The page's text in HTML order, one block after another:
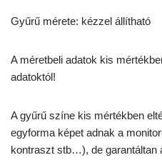
Gyűrű mérete: kézzel állítható
A méretbeli adatok kis
adatoktól!
A gyűrű színe kis mértékben
egyforma képet adnak a
kontraszt stb…), de garantáltan